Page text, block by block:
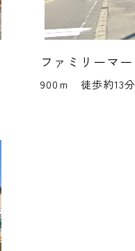
ファミリーマ
900ｍ 徒歩約13分